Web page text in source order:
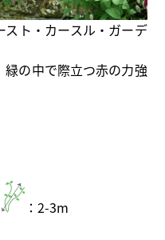
ト・カースル・ガーデ
の中で際立つ赤の力強
：2-3m